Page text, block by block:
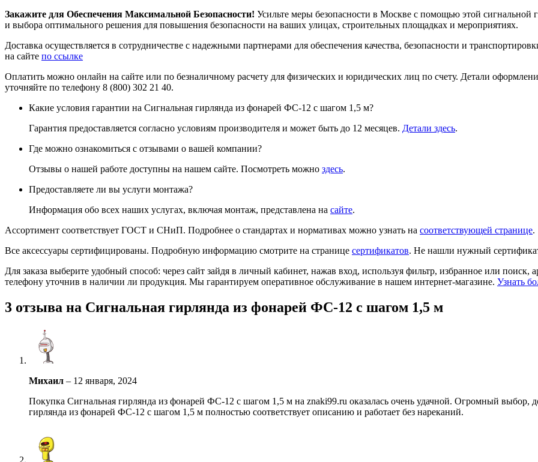
Закажите для Обеспечения Максимальной Безопасности! Усильте меры безопасности в Москве с помощью этой сигнальной
и выбора оптимального решения для повышения безопасности на ваших улицах, строительных площадках и мероприятиях.
Доставка осуществляется в сотрудничестве с надежными партнерами для обеспечения качества, безопасности и
на сайте по ссылке
Оплатить можно онлайн на сайте или по безналичному расчету для физических и юридических лиц по счету. Детали
уточняйте по телефону 8 (800) 302 21 40.
Какие условия гарантии на Сигнальная гирлянда из фонарей ФС-12 с шагом 1,5 м?
Гарантия предоставляется согласно условиям производителя и может быть до 12 месяцев. Детали здесь.
Где можно ознакомиться с отзывами о вашей компании?
Отзывы о нашей работе доступны на нашем сайте. Посмотреть можно здесь.
Предоставляете ли вы услуги монтажа?
Информация обо всех наших услугах, включая монтаж, представлена на сайте.
Ассортимент соответствует ГОСТ и СНиП. Подробнее о стандартах и нормативах можно узнать на соответствующей странице.
Все аксессуары сертифицированы. Подробную информацию смотрите на странице сертификатов. Не нашли нужный
Для заказа выберите удобный способ: через сайт зайдя в личный кабинет, нажав вход, используя фильтр, избранное или поиск,
телефону уточнив в наличии ли продукция. Мы гарантируем оперативное обслуживание в нашем интернет-магазине. Узнать
3 отзыва на Сигнальная гирлянда из фонарей ФС-12 с шагом 1,5 м
Михаил – 12 января, 2024
Покупка Сигнальная гирлянда из фонарей ФС-12 с шагом 1,5 м на znaki99.ru оказалась очень удачной. Огромный выбор,
гирлянда из фонарей ФС-12 с шагом 1,5 м полностью соответствует описанию и работает без нареканий.